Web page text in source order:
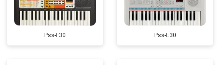
Pss-F30 Pss-E30